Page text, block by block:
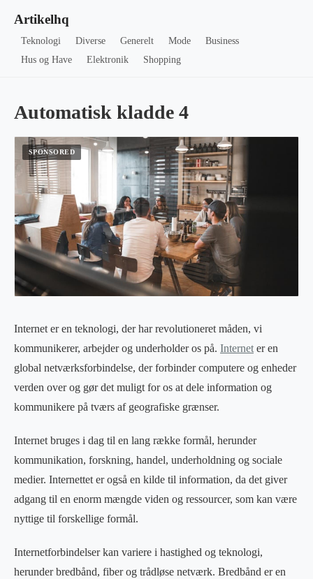
Artikelhq
Teknologi Diverse Generelt Mode
Business
Hus og Have
Elektronik Shopping
Automatisk kladde 4
Internet er en teknologi, der har revolutioneret måden, vi
kommunikerer, arbejder og underholder os på. Internet er en
global netværksforbindelse, der forbinder computere og enheder
verden over og gør det muligt for os at dele information og
kommunikere på tværs af geografiske grænser.
Internet bruges i dag til en lang række formål, herunder
kommunikation, forskning, handel, underholdning og sociale
medier. Internettet er også en kilde til information, da det giver
adgang til en enorm mængde viden og ressourcer, som kan være
nyttige til forskellige formål.
Internetforbindelser kan variere i hastighed og teknologi,
herunder bredbånd, fiber og trådløse netværk. Bredbånd er en